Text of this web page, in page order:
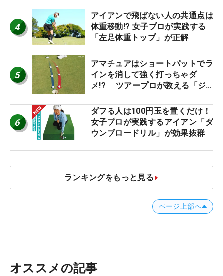
4
アイアンで飛ばない人の共通点は
体重移動!? 女子プロが実践する
「左足体重トップ」が正解
5
アマチュアはショートパットでラ
インを消して強く打っちゃダ
メ!? ツアープロが教える「ジ
減するワケ
6
ダフる人は100円玉を置くだけ！
女子プロが実践するアイアン「ダ
ウンブロードリル」が効果抜群
ランキングをもっと見る
ページ上部へ
オススメの記事